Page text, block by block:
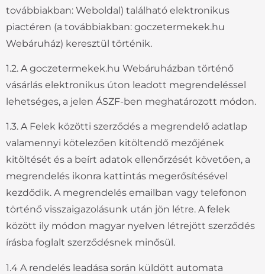
továbbiakban: Weboldal) található elektronikus
piactéren (a továbbiakban: goczetermekek.hu
Webáruház) keresztül történik.
1.2. A goczetermekek.hu Webáruházban történő
vásárlás elektronikus úton leadott megrendeléssel
lehetséges, a jelen ÁSZF-ben meghatározott módon.
1.3. A Felek közötti szerződés a megrendelő adatlap
valamennyi kötelezően kitöltendő mezőjének
kitöltését és a beírt adatok ellenőrzését követően, a
megrendelés ikonra kattintás megerősítésével
kezdődik. A megrendelés emailban vagy telefonon
történő visszaigazolásunk után jön létre. A felek
között ily módon magyar nyelven létrejött szerződés
írásba foglalt szerződésnek minősül.
1.4 A rendelés leadása során küldött automata